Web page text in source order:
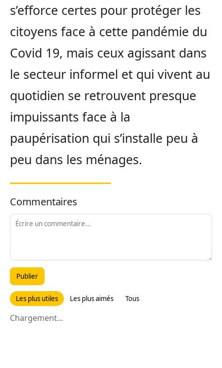
s’efforce certes pour protéger les
citoyens face à cette pandémie du
Covid 19, mais ceux agissant dans
le secteur informel et qui vivent au
quotidien se retrouvent presque
impuissants face à la
paupérisation qui s’installe peu à
peu dans les ménages.
Commentaires
Publier
Les plus utiles Les plus aimés Tous
Chargement...